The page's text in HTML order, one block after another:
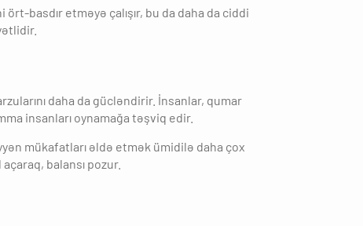
basdır etməyə çalışır, bu da daha da ciddi
daha da gücləndirir. İnsanlar, qumar
insanları oynamağa təşviq edir.
mükafatları əldə etmək ümidilə daha çox
balansı pozur.